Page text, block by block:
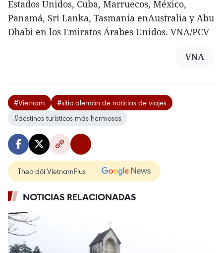
Estados Unidos, Cuba, Marruecos, México,
Panamá, Sri Lanka, Tasmania enAustralia y Abu
Dhabi en los Emiratos Árabes Unidos. VNA/PCV
VNA
#Vietnam
#sitio alemán de noticias de viajes
#destinos turísticos más hermosos
Theo dõi VietnamPlus
NOTICIAS RELACIONADAS